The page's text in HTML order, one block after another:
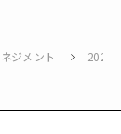
ジメント 2022